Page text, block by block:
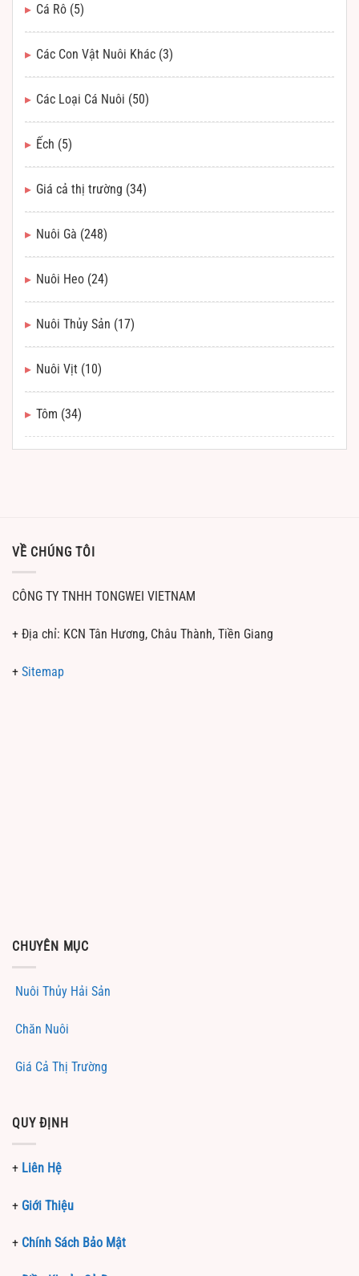
Cá Rô (5)
Các Con Vật Nuôi Khác (3)
Các Loại Cá Nuôi (50)
Ếch (5)
Giá cả thị trường (34)
Nuôi Gà (248)
Nuôi Heo (24)
Nuôi Thủy Sản (17)
Nuôi Vịt (10)
Tôm (34)
VỀ CHÚNG TÔI
CÔNG TY TNHH TONGWEI VIETNAM
+ Địa chỉ: KCN Tân Hương, Châu Thành, Tiền Giang
+ Sitemap
CHUYÊN MỤC
Nuôi Thủy Hải Sản
Chăn Nuôi
Giá Cả Thị Trường
QUY ĐỊNH
+ Liên Hệ
+ Giới Thiệu
+ Chính Sách Bảo Mật